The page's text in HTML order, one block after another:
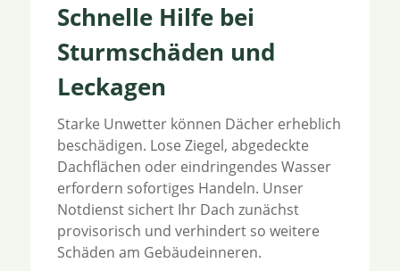
Schnelle Hilfe bei
Sturmschäden und
Leckagen
Starke Unwetter können Dächer erheblich
beschädigen. Lose Ziegel, abgedeckte
Dachflächen oder eindringendes Wasser
erfordern sofortiges Handeln. Unser
Notdienst sichert Ihr Dach zunächst
provisorisch und verhindert so weitere
Schäden am Gebäudeinneren.